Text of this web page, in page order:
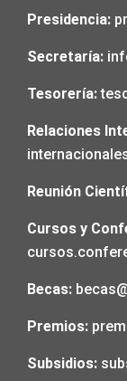
Presidencia:
Secretaría:
Tesorería:
Relaciones
Reunión
Cursos y
Becas:
Premios:
Subsidios: